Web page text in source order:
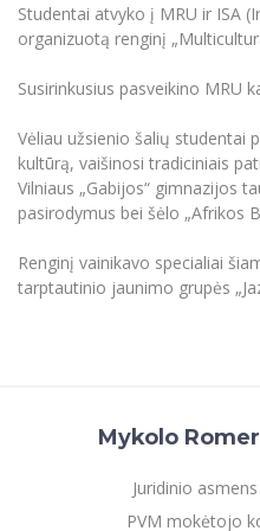
Universiteto
MRU pop
Novikas)
kompetencijų
Studijų
Erasmus+
Partnerystės
Emocinė
Mokslo
Žmogaus,
Doktorantūra
Projektai
Akademinė
Mokymų LAB
Veiklos
Akademinė
Darbas MRU
Universiteto
Naujienos
Studentams
Partnerystės
Azijos centras
Privatumo
Negalia ir
Sūduvos
Tinklalaidės
Vadovų MBA
Švietimo ir
Teisės LL.M.
Pedagogų
Darbuotojų
Studijų
Studentai atvyko į MRU ir ISA
organizuotą renginį
Susirinkusius pasveikino MRU
Vėliau užsienio šalių studentai
kultūrą, vaišinosi tradiciniais
Vilniaus „Gabijos“ gimnazijos
pasirodymus bei šėlo „Afrikos
Renginį vainikavo specialiai
tarptautinio jaunimo grupės
Mykolo
Juridinio
PVM mokėtojo